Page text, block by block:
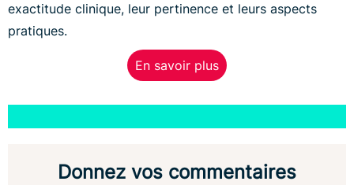
exactitude clinique, leur pertinence et leurs aspects
pratiques.
En savoir plus
Donnez vos commentaires